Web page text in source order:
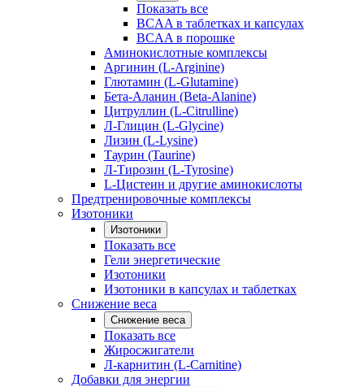
Показать все
BCAA в таблетках и капсулах
BCAA в порошке
Аминокислотные комплексы
Аргинин (L-Arginine)
Глютамин (L-Glutamine)
Бета-Аланин (Beta-Alanine)
Цитруллин (L-Citrulline)
Л-Глицин (L-Glycine)
Лизин (L-Lysine)
Таурин (Taurine)
Л-Тирозин (L-Tyrosine)
L-Цистеин и другие аминокислоты
Предтренировочные комплексы
Изотоники
Изотоники
Показать все
Гели энергетические
Изотоники
Изотоники в капсулах и таблетках
Снижение веса
Снижение веса
Показать все
Жиросжигатели
Л-карнитин (L-Carnitine)
Добавки для энергии